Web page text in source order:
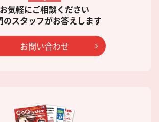
お気軽にご相談ください
のスタッフがお答えします
お問い合わせ